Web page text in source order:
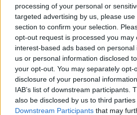
processing of your personal or
targeted advertising by us, please
section to confirm your selection.
opt-out request is processed you may
interest-based ads based on
us or personal information disclosed
your opt-out. You may separately opt-
disclosure of your personal
IAB’s list of downstream participants.
also be disclosed by us to third
Downstream Participants that may
Alertă MAE pentru românii
urgență în California, după o